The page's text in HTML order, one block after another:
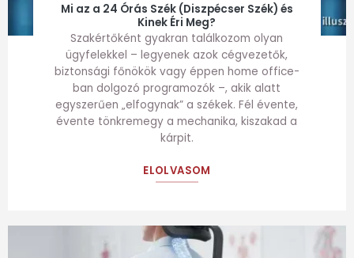
Mi az a 24 Órás Szék (Diszpécser Szék) és
Kinek Éri Meg?
Szakértőként gyakran találkozom olyan
ügyfelekkel – legyenek azok cégvezetők,
biztonsági főnökök vagy éppen home office-
ban dolgozó programozók –, akik alatt
egyszerűen „elfogynak” a székek. Fél évente,
évente tönkremegy a mechanika, kiszakad a
kárpit.
ELOLVASOM